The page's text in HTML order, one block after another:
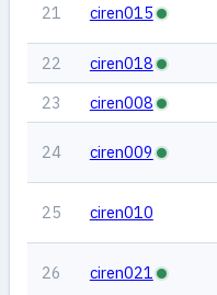
21 ciren015
22
ciren018
23
ciren008
24 ciren009
25 ciren010
26 ciren021